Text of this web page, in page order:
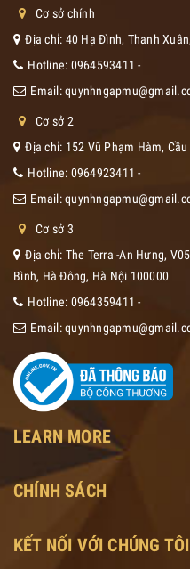
Cơ sở chính
Địa chỉ: 40 Hạ Đình, Thanh
Hotline: 0964593411 -
Email:
Cơ sở 2
Địa chỉ: 152 Vũ Phạm Hàm, Cầu
Hotline: 0964923411 -
Email:
Cơ sở 3
Địa chỉ: The Terra -An Hưng,
Bình, Hà Đông, Hà Nội 100000
Hotline: 0964359411 -
Email:
LEARN MORE
CHÍNH SÁCH
KẾT NỐI VỚI CHÚNG TÔI